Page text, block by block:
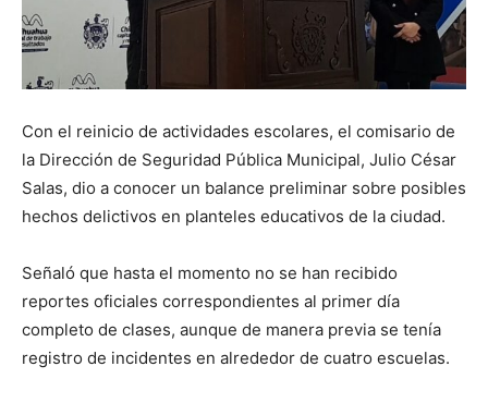
Con el reinicio de actividades escolares, el comisario de
la Dirección de Seguridad Pública Municipal, Julio César
Salas, dio a conocer un balance preliminar sobre posibles
hechos delictivos en planteles educativos de la ciudad.
Señaló que hasta el momento no se han recibido
reportes oficiales correspondientes al primer día
completo de clases, aunque de manera previa se tenía
registro de incidentes en alrededor de cuatro escuelas.